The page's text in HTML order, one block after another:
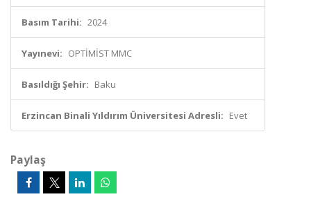
Basım Tarihi: 2024
Yayınevi: OPTİMİST MMC
Basıldığı Şehir: Baku
Erzincan Binali Yıldırım Üniversitesi Adresli: Evet
Paylaş